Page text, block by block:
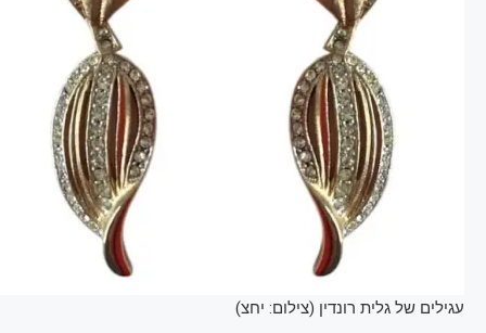
עגילים של גלית רונדין (צילום: יחצ)